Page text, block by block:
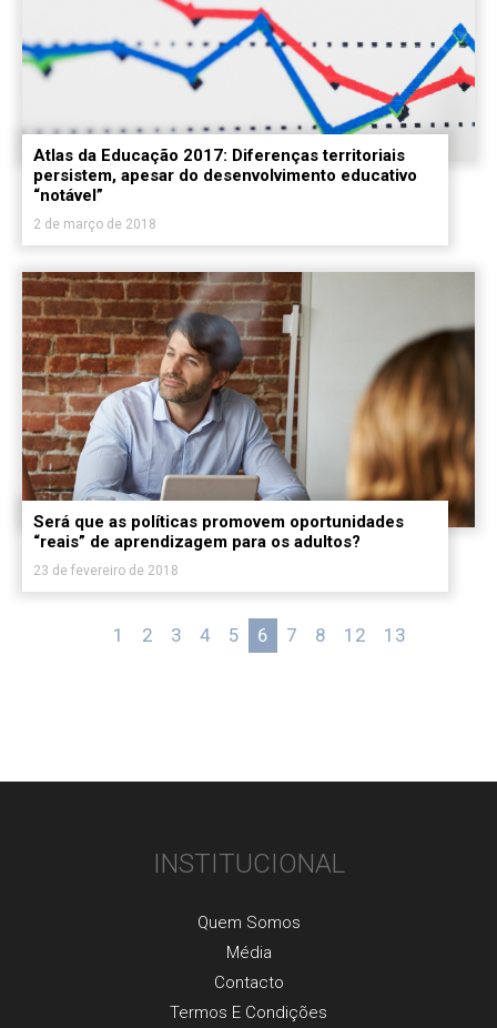
Atlas da Educação 2017: Diferenças territoriais
persistem, apesar do desenvolvimento educativo
“notável”
2 de março de 2018
Será que as políticas promovem oportunidades
“reais” de aprendizagem para os adultos?
23 de fevereiro de 2018
1 2 3 4 5 6 7 8 12 13
INSTITUCIONAL
Quem Somos
Média
Contacto
Termos E Condições